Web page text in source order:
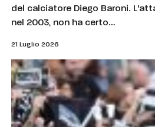
del calciatore Diego Baroni.
nel 2003, non ha certo…
21 Luglio 2026